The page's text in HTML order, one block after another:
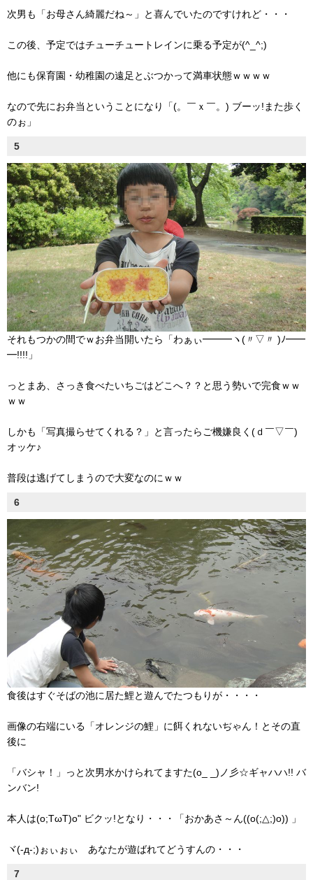
次男も「お母さん綺麗だね～」と喜んでいたのですけれど・・・
この後、予定ではチューチュートレインに乗る予定が(^_^;)
他にも保育園・幼稚園の遠足とぶつかって満車状態ｗｗｗｗ
なので先にお弁当ということになり「(。￣ｘ￣。) ブーッ!また歩く
のぉ」
5
それもつかの間でｗお弁当開いたら「わぁぃ━━━ヽ(〃▽〃 )ﾉ━━
━!!!!」
っとまあ、さっき食べたいちごはどこへ？？と思う勢いで完食ｗｗ
ｗｗ
しかも「写真撮らせてくれる？」と言ったらご機嫌良く(ｄ￣▽￣)
オッケ♪
普段は逃げてしまうので大変なのにｗｗ
6
食後はすぐそばの池に居た鯉と遊んでたつもりが・・・・
画像の右端にいる「オレンジの鯉」に餌くれないぢゃん！とその直
後に
「バシャ！」っと次男水かけられてますた(o_ _)ノ彡☆ギャハハ!! バ
ンバン!
本人は(o;TωT)o" ビクッ!となり・・・「おかあさ～ん((o(;△;)o)) 」
ヾ(-д-;)ぉぃぉぃ あなたが遊ばれてどうすんの・・・
7